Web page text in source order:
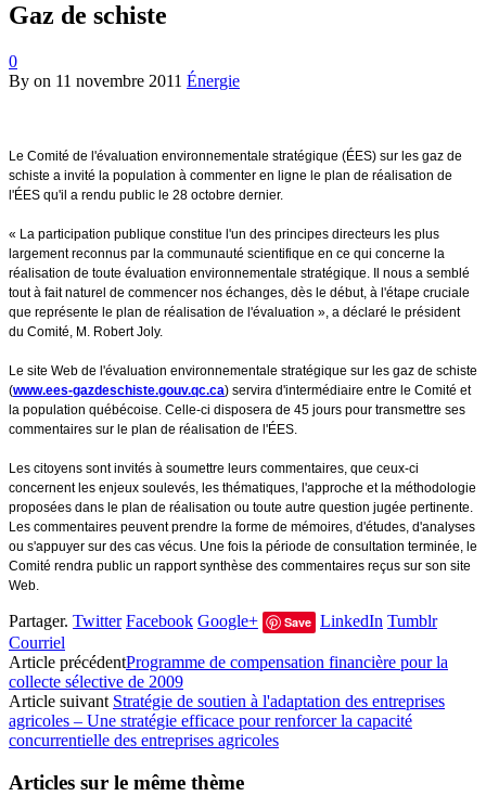
Gaz de schiste
0
By on 11 novembre 2011 Énergie
Le Comité de l'évaluation environnementale stratégique (ÉES) sur les gaz de
schiste a invité la population à commenter en ligne le plan de réalisation de
l'ÉES qu'il a rendu public le 28 octobre dernier.
« La participation publique constitue l'un des principes directeurs les plus
largement reconnus par la communauté scientifique en ce qui concerne la
réalisation de toute évaluation environnementale stratégique. Il nous a semblé
tout à fait naturel de commencer nos échanges, dès le début, à l'étape cruciale
que représente le plan de réalisation de l'évaluation », a déclaré le président
du Comité, M. Robert Joly.
Le site Web de l'évaluation environnementale stratégique sur les gaz de schiste
(www.ees-gazdeschiste.gouv.qc.ca) servira d'intermédiaire entre le Comité et
la population québécoise. Celle-ci disposera de 45 jours pour transmettre ses
commentaires sur le plan de réalisation de l'ÉES.
Les citoyens sont invités à soumettre leurs commentaires, que ceux-ci
concernent les enjeux soulevés, les thématiques, l'approche et la méthodologie
proposées dans le plan de réalisation ou toute autre question jugée pertinente.
Les commentaires peuvent prendre la forme de mémoires, d'études, d'analyses
ou s'appuyer sur des cas vécus. Une fois la période de consultation terminée, le
Comité rendra public un rapport synthèse des commentaires reçus sur son site
Web.
Partager. Twitter Facebook Google+ Save LinkedIn Tumblr
Courriel
Article précédentProgramme de compensation financière pour la
collecte sélective de 2009
Article suivant Stratégie de soutien à l'adaptation des entreprises
agricoles – Une stratégie efficace pour renforcer la capacité
concurrentielle des entreprises agricoles
Articles sur le même thème